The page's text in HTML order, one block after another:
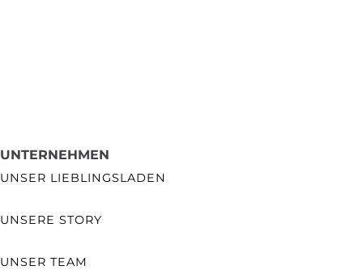
UNTERNEHMEN
UNSER LIEBLINGSLADEN
UNSERE STORY
UNSER TEAM